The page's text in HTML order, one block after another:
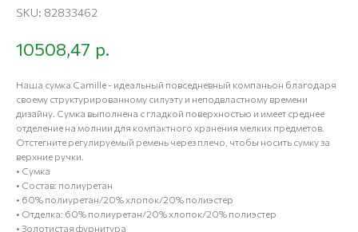
SKU: 82833462
10508,47 р.
Наша сумка Camille - идеальный повседневный компаньон благодаря
своему структурированному силуэту и неподвластному времени
дизайну. Сумка выполнена с гладкой поверхностью и имеет среднее
отделение на молнии для компактного хранения мелких предметов.
Отстегните регулируемый ремень через плечо, чтобы носить сумку за
верхние ручки.
• Сумка
• Состав: полиуретан
• 60% полиуретан/20% хлопок/20% полиэстер
• Отделка: 60% полиуретан/20% хлопок/20% полиэстер
• Золотистая фурнитура